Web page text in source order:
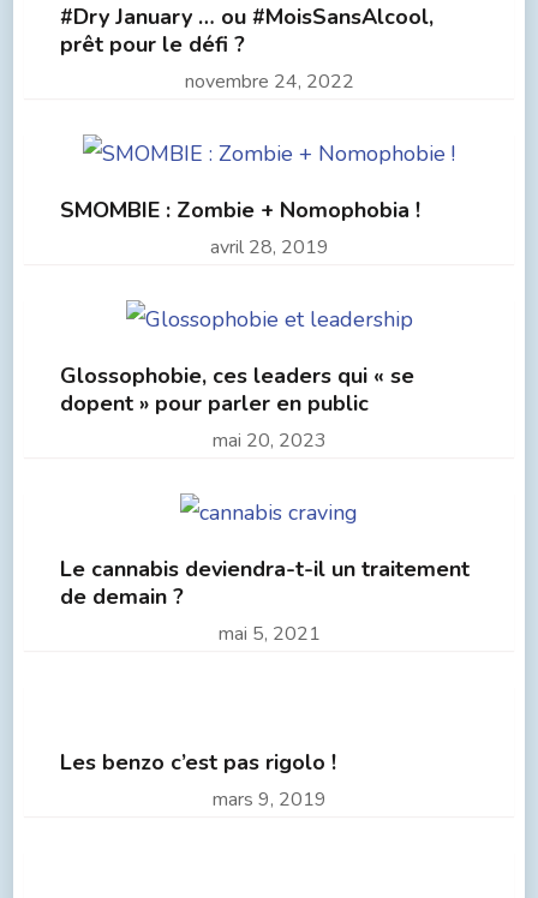
#Dry January … ou #MoisSansAlcool,
prêt pour le défi ?
novembre 24, 2022
SMOMBIE : Zombie + Nomophobia !
avril 28, 2019
Glossophobie, ces leaders qui « se
dopent » pour parler en public
mai 20, 2023
Le cannabis deviendra-t-il un traitement
de demain ?
mai 5, 2021
Les benzo c’est pas rigolo !
mars 9, 2019